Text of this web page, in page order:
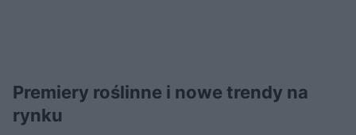
Premiery roślinne i nowe trendy na
rynku